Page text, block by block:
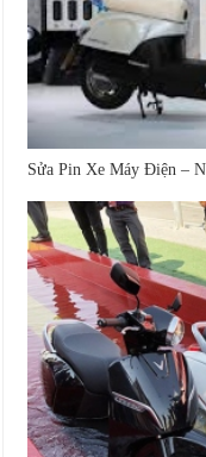
Sửa Pin Xe Máy Điện –